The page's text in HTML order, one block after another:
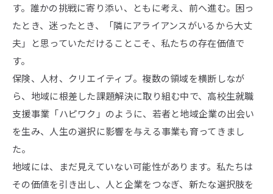
す。誰かの挑戦に寄り添い、ともに考え、前へ進む。困っ
たとき、迷ったとき、「隣にアライアンスがいるから大丈
夫」と思っていただけることこそ、私たちの存在価値で
す。
保険、人材、クリエイティブ。複数の領域を横断しなが
ら、地域に根差した課題解決に取り組む中で、高校生就職
支援事業「ハピワク」のように、若者と地域企業の出会い
を生み、人生の選択に影響を与える事業も育ってきまし
た。
地域には、まだ見えていない可能性があります。私たちは
その価値を引き出し、人と企業をつなぎ、新たな選択肢を